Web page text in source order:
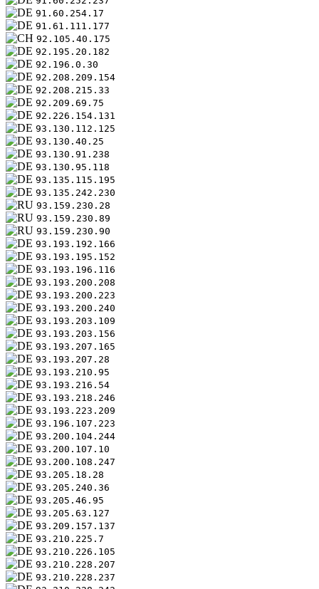
91.60.254.17
91.61.111.177
92.105.40.175
92.195.20.182
92.196.0.30
92.208.209.154
92.208.215.33
92.209.69.75
92.226.154.131
93.130.112.125
93.130.40.25
93.130.91.238
93.130.95.118
93.135.115.195
93.135.242.230
93.159.230.28
93.159.230.89
93.159.230.90
93.193.192.166
93.193.195.152
93.193.196.116
93.193.200.208
93.193.200.223
93.193.200.240
93.193.203.109
93.193.203.156
93.193.207.165
93.193.207.28
93.193.210.95
93.193.216.54
93.193.218.246
93.193.223.209
93.196.107.223
93.200.104.244
93.200.107.10
93.200.108.247
93.205.18.28
93.205.240.36
93.205.46.95
93.205.63.127
93.209.157.137
93.210.225.7
93.210.226.105
93.210.228.207
93.210.228.237